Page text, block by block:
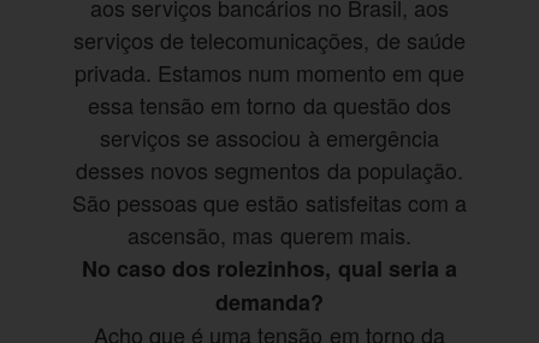
aos serviços bancários no Brasil, aos
serviços de telecomunicações, de saúde
privada. Estamos num momento em que
essa tensão em torno da questão dos
serviços se associou à emergência
desses novos segmentos da população.
São pessoas que estão satisfeitas com a
ascensão, mas querem mais.
No caso dos rolezinhos, qual seria a
demanda?
Acho que é uma tensão em torno da